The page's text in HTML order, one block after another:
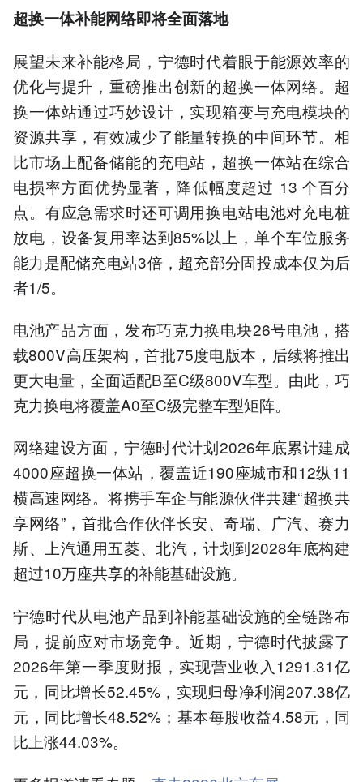
超换一体补能网络即将全面落地
展望未来补能格局，宁德时代着眼于能源效率的
优化与提升，重磅推出创新的超换一体网络。超
换一体站通过巧妙设计，实现箱变与充电模块的
资源共享，有效减少了能量转换的中间环节。相
比市场上配备储能的充电站，超换一体站在综合
电损率方面优势显著，降低幅度超过 13 个百分
点。有应急需求时还可调用换电站电池对充电桩
放电，设备复用率达到85%以上，单个车位服务
能力是配储充电站3倍，超充部分固投成本仅为后
者1/5。
电池产品方面，发布巧克力换电块26号电池，搭
载800V高压架构，首批75度电版本，后续将推出
更大电量，全面适配B至C级800V车型。由此，巧
克力换电将覆盖A0至C级完整车型矩阵。
网络建设方面，宁德时代计划2026年底累计建成
4000座超换一体站，覆盖近190座城市和12纵11
横高速网络。将携手车企与能源伙伴共建“超换共
享网络”，首批合作伙伴长安、奇瑞、广汽、赛力
斯、上汽通用五菱、北汽，计划到2028年底构建
超过10万座共享的补能基础设施。
宁德时代从电池产品到补能基础设施的全链路布
局，提前应对市场竞争。近期，宁德时代披露了
2026年第一季度财报，实现营业收入1291.31亿
元，同比增长52.45%，实现归母净利润207.38亿
元，同比增长48.52%；基本每股收益4.58元，同
比上涨44.03%。